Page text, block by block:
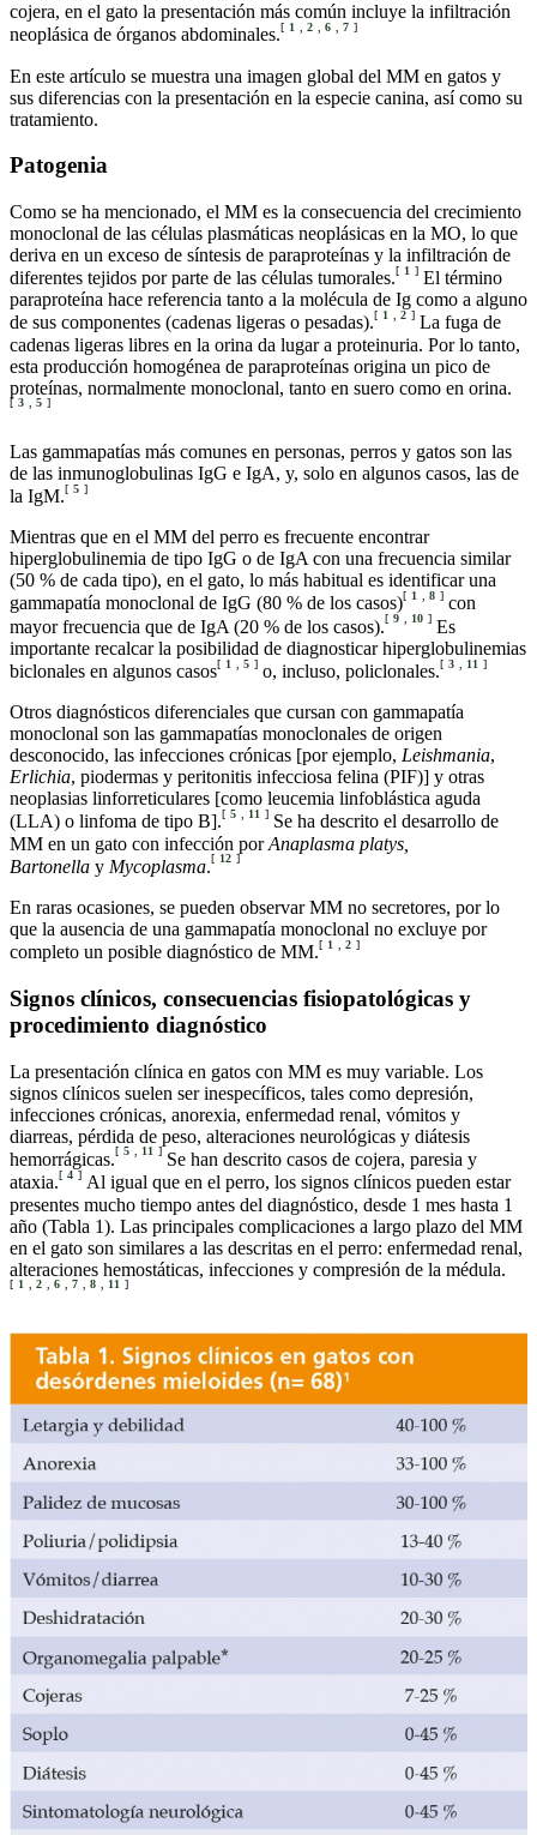
cojera, en el gato la presentación más común incluye la infiltración
neoplásica de órganos abdominales.[ 1 2 6 7 ]
En este artículo se muestra una imagen global del MM en gatos y
sus diferencias con la presentación en la especie canina, así como su
tratamiento.
Patogenia
Como se ha mencionado, el MM es la consecuencia del crecimiento
monoclonal de las células plasmáticas neoplásicas en la MO, lo que
deriva en un exceso de síntesis de paraproteínas y la infiltración de
diferentes tejidos por parte de las células tumorales.[ 1 ] El término
paraproteína hace referencia tanto a la molécula de Ig como a alguno
de sus componentes (cadenas ligeras o pesadas).[ 1 2 ] La fuga de
cadenas ligeras libres en la orina da lugar a proteinuria. Por lo tanto,
esta producción homogénea de paraproteínas origina un pico de
proteínas, normalmente monoclonal, tanto en suero como en orina.
[ 3 , 5 ]
Las gammapatías más comunes en personas, perros y gatos son las
de las inmunoglobulinas IgG e IgA, y, solo en algunos casos, las de
la IgM.[ 5 ]
Mientras que en el MM del perro es frecuente encontrar
hiperglobulinemia de tipo IgG o de IgA con una frecuencia similar
(50 % de cada tipo), en el gato, lo más habitual es identificar una
gammapatía monoclonal de IgG (80 % de los casos)[ 1 8 ] con
mayor frecuencia que de IgA (20 % de los casos).[ 9 , 10 ] Es
importante recalcar la posibilidad de diagnosticar hiperglobulinemias
biclonales en algunos casos[ 1 5 ] o, incluso, policlonales.[ 3 11 ]
Otros diagnósticos diferenciales que cursan con gammapatía
monoclonal son las gammapatías monoclonales de origen
desconocido, las infecciones crónicas [por ejemplo, Leishmania,
Erlichia, piodermas y peritonitis infecciosa felina (PIF)] y otras
neoplasias linforreticulares [como leucemia linfoblástica aguda
(LLA) o linfoma de tipo B].[ 5 11 ] Se ha descrito el desarrollo de
MM en un gato con infección porAnaplasma platys,
Bartonella y Mycoplasma.[ 12 ]
En raras ocasiones, se pueden observar MM no secretores, por lo
que la ausencia de una gammapatía monoclonal no excluye por
completo un posible diagnóstico de MM.[ 1 2 ]
Signos clínicos, consecuencias fisiopatológicas y
procedimiento diagnóstico
La presentación clínica en gatos con MM es muy variable. Los
signos clínicos suelen ser inespecíficos, tales como depresión,
infecciones crónicas, anorexia, enfermedad renal, vómitos y
diarreas, pérdida de peso, alteraciones neurológicas y diátesis
hemorrágicas.[ 5 , 11 ] Se han descrito casos de cojera, paresia y
ataxia.[ 4 ] Al igual que en el perro, los signos clínicos pueden estar
presentes mucho tiempo antes del diagnóstico, desde 1 mes hasta 1
año (Tabla 1). Las principales complicaciones a largo plazo del MM
en el gato son similares a las descritas en el perro: enfermedad renal,
alteraciones hemostáticas, infecciones y compresión de la médula.
[ 1 2 6 7 8 11 ]